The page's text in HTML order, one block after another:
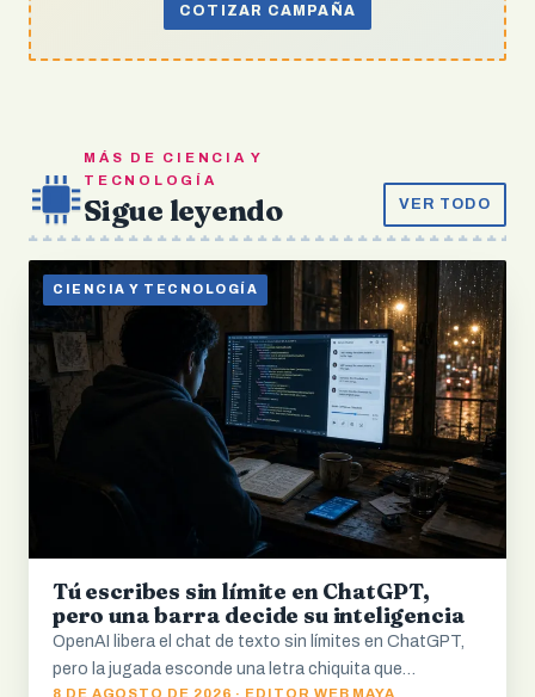
COTIZAR CAMPAÑA
MÁS DE CIENCIA Y
TECNOLOGÍA
Sigue leyendo VER TODO
CIENCIA Y TECNOLOGÍA
Tú escribes sin límite en ChatGPT,
pero una barra decide su inteligencia
OpenAI libera el chat de texto sin límites en ChatGPT,
pero la jugada esconde una letra chiquita que…
8 DE AGOSTO DE 2026 · EDITOR WEB MAYA